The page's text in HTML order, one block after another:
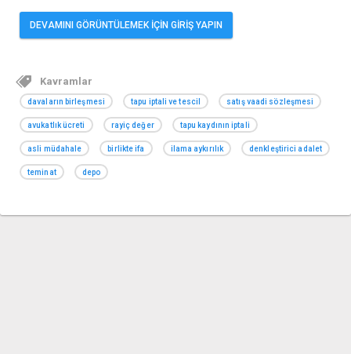
DEVAMINI GÖRÜNTÜLEMEK İÇİN GİRİŞ YAPIN
Kavramlar
davaların birleşmesi tapu iptali ve tescil satış vaadi sözleşmesi
avukatlık ücreti rayiç değer tapu kaydının iptali
asli müdahale birlikte ifa ilama aykırılık denkleştirici adalet
teminat depo